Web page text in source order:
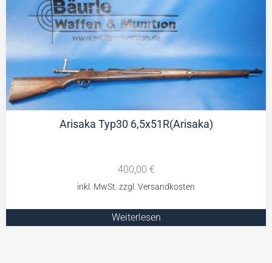
Arisaka Typ30 6,5x51R(Arisaka)
400,00 €
Weiterlesen